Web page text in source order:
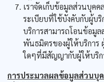
เราจัดเก็บข้อมูลส่วนบุค
ระเบียบที่ใช้บังคับกับผู้บ
บริการสามารถโอนข้อมู
พันธมิตรของผู้ให้บริการ
ใดๆที่มีสัญญากับผู้ให้บริก
การประมวลผลข้อมูลส่วนบุ